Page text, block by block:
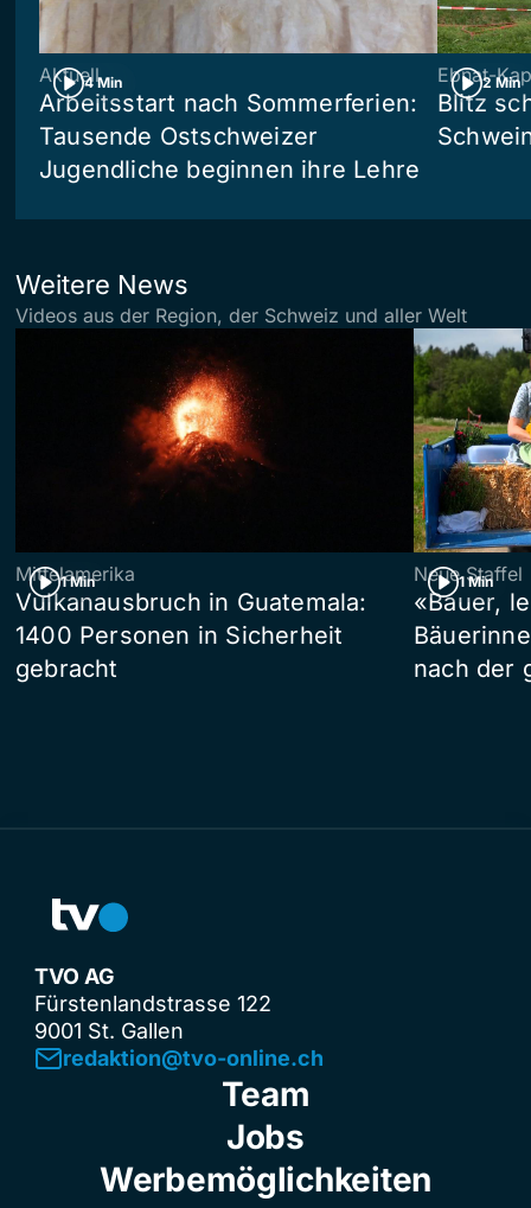
4 Min
Aktuell
Arbeitsstart nach Sommerferien:
Tausende Ostschweizer
Jugendliche beginnen ihre Lehre
2 Min
Ebnat-
Blitz
Weitere News
Videos aus der Region, der Schweiz und aller Welt
1 Min
Mittelamerika
Vulkanausbruch in Guatemala:
1400 Personen in Sicherheit
gebracht
1 Min
Neue Staffel
«Bauer,
nach der
TVO AG
Fürstenlandstrasse 122
9001 St. Gallen
redaktion@tvo-online.ch
Team
Jobs
Werbemöglichkeiten